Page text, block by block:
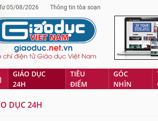
05/08/2026 Thông tin tòa soạn
GIÁO DỤC
24H
TIÊU
ĐIỂM
GÓC
NHÌN
DỤC 24H